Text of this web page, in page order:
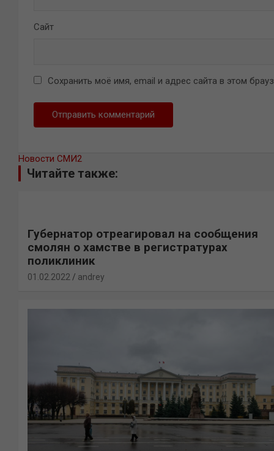
Сайт
Сохранить моё имя, email и адрес сайта в этом
Новости СМИ2
Читайте также:
Губернатор отреагировал на сообщения
смолян о хамстве в регистратурах
поликлиник
01.02.2022 andrey